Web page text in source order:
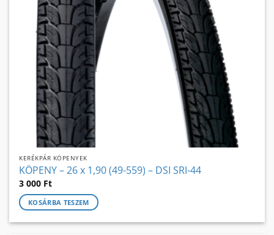
KERÉKPÁR KÖPENYEK
KÖPENY – 26 x 1,90 (49-559) – DSI SRI-44
3 000 Ft
KOSÁRBA TESZEM